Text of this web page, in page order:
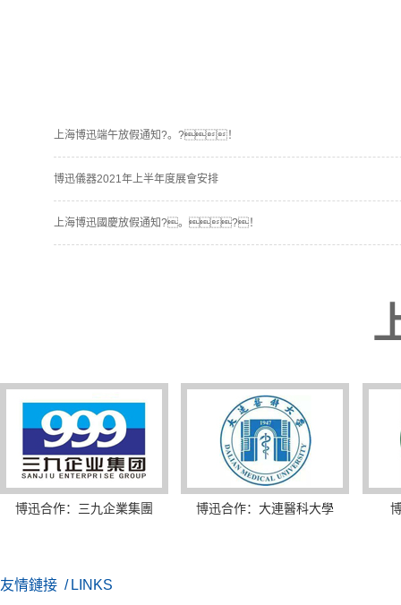
上海博迅端午放假通知?。?！
博迅儀器2021年上半年度展會安排
上海博迅國慶放假通知?。?！
博迅合作：三九企業集團 博迅合作：大連醫科大學
友情鏈接 / LINKS